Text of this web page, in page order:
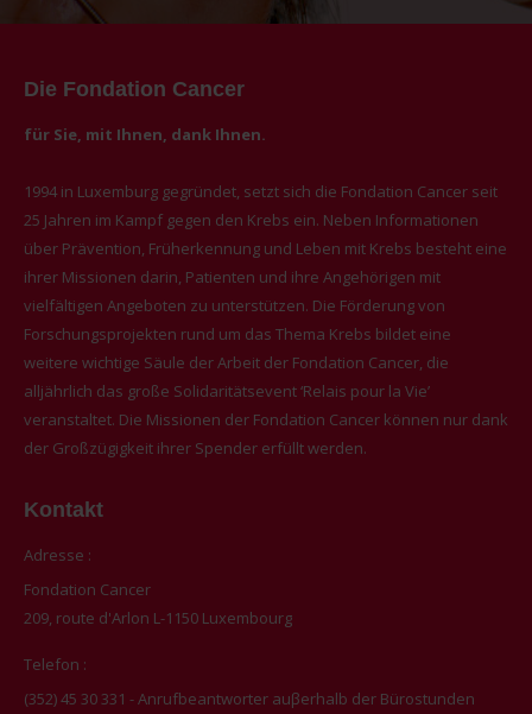
Die Fondation Cancer
für Sie, mit Ihnen, dank Ihnen.
1994 in Luxemburg gegründet, setzt sich die Fondation Cancer seit
25 Jahren im Kampf gegen den Krebs ein. Neben Informationen
über Prävention, Früherkennung und Leben mit Krebs besteht eine
ihrer Missionen darin, Patienten und ihre Angehörigen mit
vielfältigen Angeboten zu unterstützen. Die Förderung von
Forschungsprojekten rund um das Thema Krebs bildet eine
weitere wichtige Säule der Arbeit der Fondation Cancer, die
alljährlich das große Solidaritätsevent ‘Relais pour la Vie’
veranstaltet. Die Missionen der Fondation Cancer können nur dank
der Großzügigkeit ihrer Spender erfüllt werden.
Kontakt
Adresse :
Fondation Cancer
209, route d'Arlon L-1150 Luxembourg
Telefon :
(352) 45 30 331 - Anrufbeantworter auβerhalb der Bürostunden